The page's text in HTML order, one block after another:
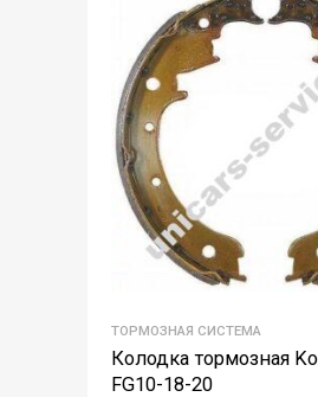
ТОРМОЗНАЯ СИСТЕМА
Колодка тормозная
FG10-18-20